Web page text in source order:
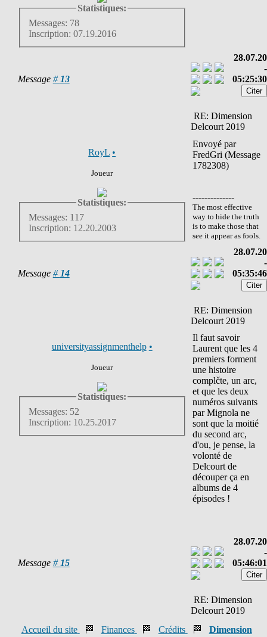
Statistiques:
Messages: 78
Inscription: 07.19.2016
Message # 13
28.07.20
-
05:25:30
RE: Dimension
Delcourt 2019
RoyL •
Joueur
Statistiques:
Messages: 117
Inscription: 12.20.2003
Envoyé par
FredGri (Message
1782308)
--------------
The most effective
way to hide the truth
is to make those that
see it appear as fools.
Message # 14
28.07.20
-
05:35:46
RE: Dimension
Delcourt 2019
universityassignmenthelp •
Joueur
Statistiques:
Messages: 52
Inscription: 10.25.2017
Il faut savoir
Laurent que les 4
premiers forment
une histoire
complčte, un arc,
et que les deux
numéros suivants
par Mignola ne
sont que la moitié
du second arc,
d'ou, je pense, la
volonté de
Delcourt de
découper ça en
albums de 4
épisodes !
Message # 15
28.07.20
-
05:46:01
RE: Dimension
Delcourt 2019
Accueil du site
🏁 Finances 🏁 Crédits 🏁 Dimension